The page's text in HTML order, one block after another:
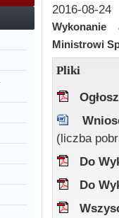
2016-08-24
Wykonanie
Ministrowi
Pliki
(liczba
Do
Do